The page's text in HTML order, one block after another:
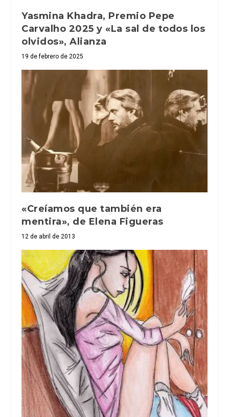
Yasmina Khadra, Premio Pepe
Carvalho 2025 y «La sal de todos los
olvidos», Alianza
19 de febrero de 2025
«Creíamos que también era
mentira», de Elena Figueras
12 de abril de 2013